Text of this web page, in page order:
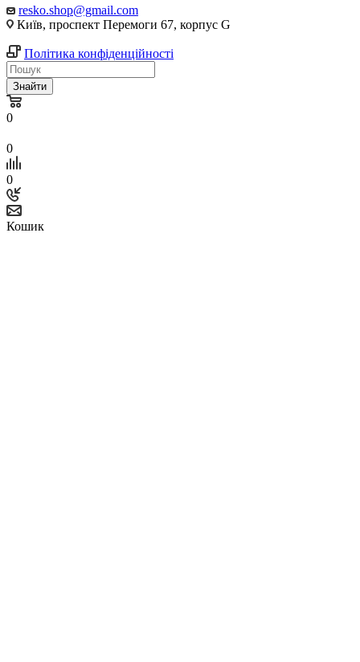
resko.shop@gmail.com
Київ, проспект Перемоги 67, корпус G
Політика конфіденційності
Знайти
0
0
0
Кошик